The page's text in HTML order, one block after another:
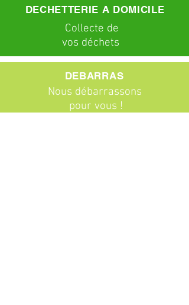
DECHETTERIE A DOMICILE
Collecte de
vos déchets
DEBARRAS
Nous débarrassons
pour vous !